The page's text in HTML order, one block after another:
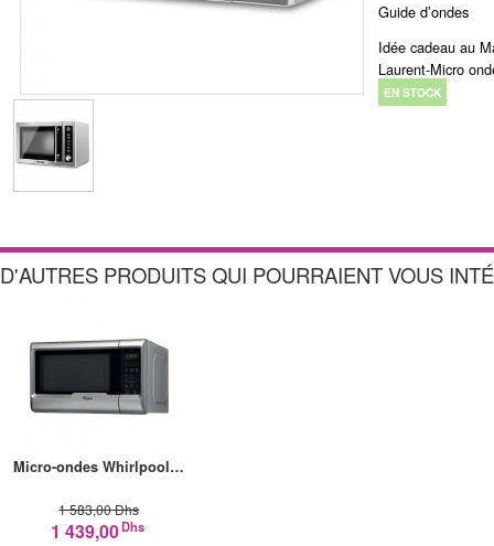
Guide d’ondes
Idée cadeau au
Laurent-Micro
EN STOCK
D'AUTRES PRODUITS QUI POURRAIENT VOUS
Micro-ondes Whirlpool…
1 583,00 Dhs
1 439,00Dhs